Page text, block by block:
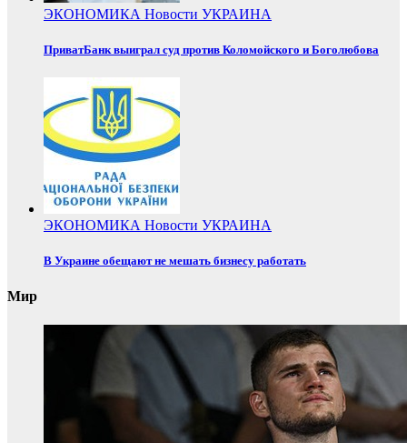
ЭКОНОМИКА Новости УКРАИНА
ПриватБанк выиграл суд против Коломойского и Боголюбова
ЭКОНОМИКА Новости УКРАИНА
В Украине обещают не мешать бизнесу работать
Мир